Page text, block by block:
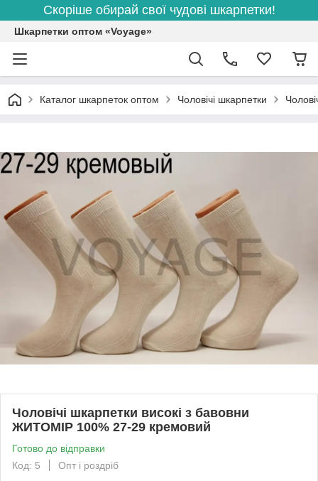
Скоріше обирай свої чудові шкарпетки!
Шкарпетки оптом «Voyage»
Каталог шкарпеток оптом Чоловічі шкарпетки
Чоловічі шкарпетки високі з бавовни
ЖИТОМІР 100% 27-29 кремовий
Готово до відправки
Код: 5
Опт і роздріб